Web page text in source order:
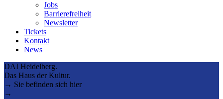
Jobs
Barrierefreiheit
Newsletter
Tickets
Kontakt
News
DAI Heidelberg.
Das Haus der Kultur.
→ Sie befinden sich hier
→